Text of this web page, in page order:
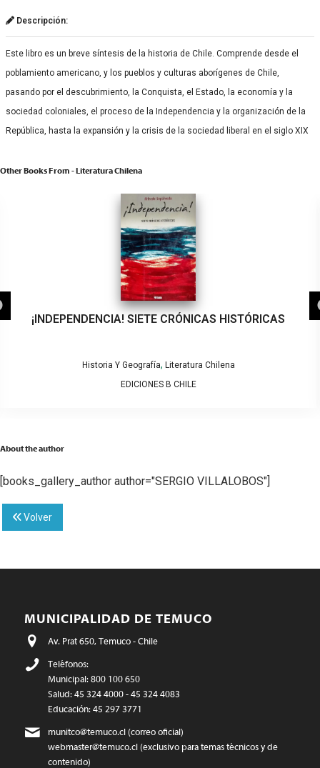
Descripción:
Este libro es un breve síntesis de la historia de Chile. Comprende desde el
poblamiento americano, y los pueblos y culturas aborígenes de Chile,
pasando por el descubrimiento, la Conquista, el Estado, la economía y la
sociedad coloniales, el proceso de la Independencia y la organización de la
República, hasta la expansión y la crisis de la sociedad liberal en el siglo XIX
Other Books From - Literatura Chilena
¡INDEPENDENCIA! SIETE CRÓNICAS HISTÓRICAS
Historia Y Geografía, Literatura Chilena
EDICIONES B CHILE
About the author
[books_gallery_author author="SERGIO VILLALOBOS"]
Volver
MUNICIPALIDAD DE TEMUCO
Av. Prat 650, Temuco - Chile
Teléfonos:
Municipal: 800 100 650
Salud: 45 324 4000 - 45 324 4083
Educación: 45 297 3771
munitco@temuco.cl(correo oficial)
webmaster@temuco.cl(exclusivo para temas técnicos y de
contenido)